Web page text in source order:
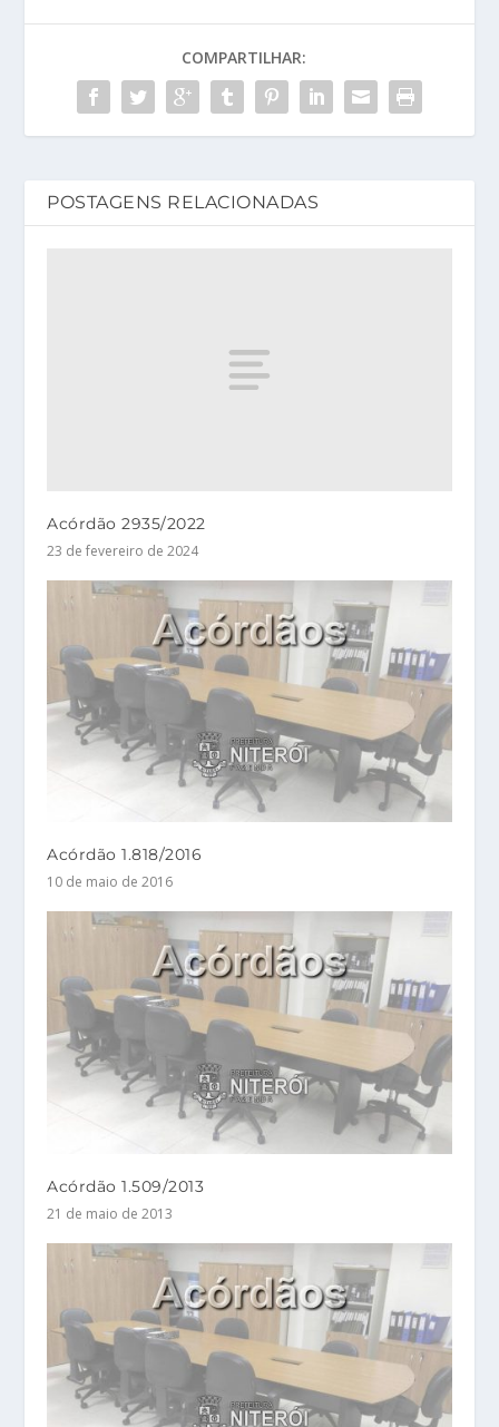
COMPARTILHAR:
POSTAGENS RELACIONADAS
Acórdão 2935/2022
23 de fevereiro de 2024
Acórdão 1.818/2016
10 de maio de 2016
Acórdão 1.509/2013
21 de maio de 2013